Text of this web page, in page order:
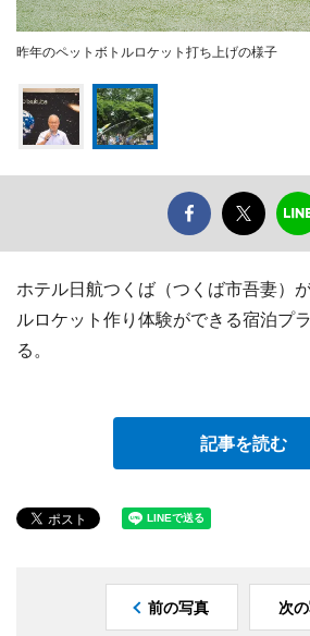
昨年のペットボトルロケット打ち上げの様子
ホテル日航つくば（つくば市吾妻）
ルロケット作り体験ができる宿泊プ
る。
記事を読む
前の写真 次